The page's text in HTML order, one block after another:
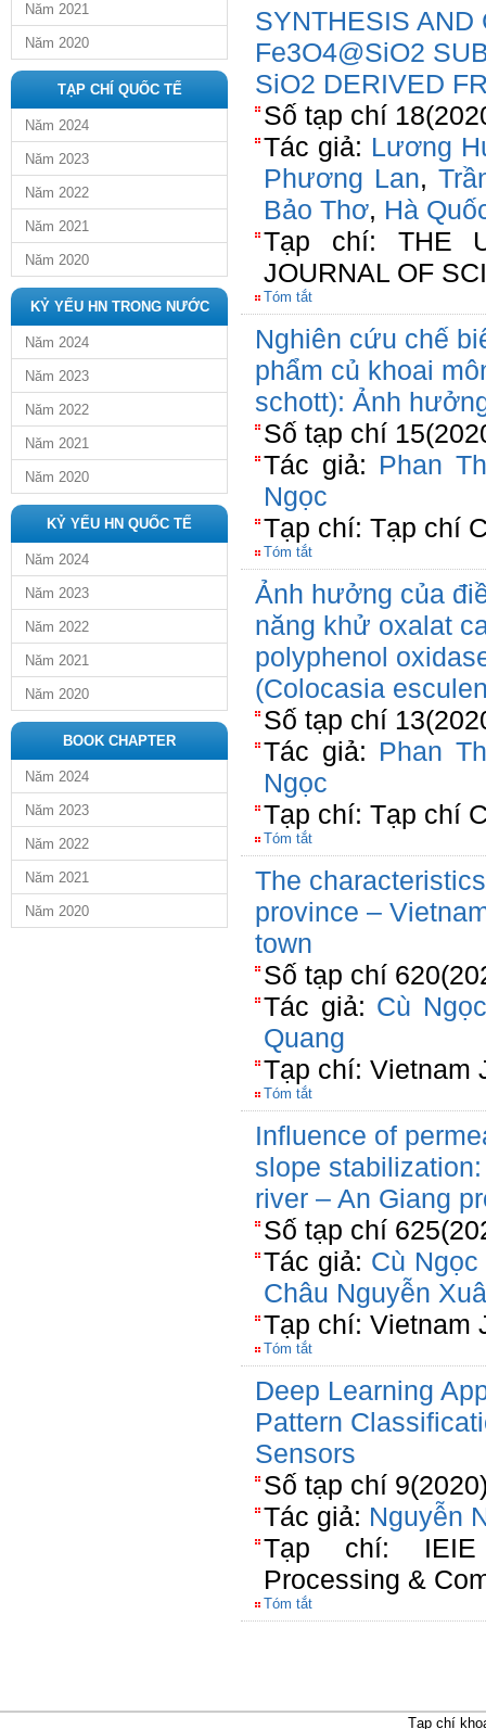
Năm 2021
Năm 2020
TẠP CHÍ QUỐC TẾ
Năm 2024
Năm 2023
Năm 2022
Năm 2021
Năm 2020
KỶ YẾU HN TRONG NƯỚC
Năm 2024
Năm 2023
Năm 2022
Năm 2021
Năm 2020
KỶ YẾU HN QUỐC TẾ
Năm 2024
Năm 2023
Năm 2022
Năm 2021
Năm 2020
BOOK CHAPTER
Năm 2024
Năm 2023
Năm 2022
Năm 2021
Năm 2020
SYNTHESIS AND
Fe3O4@SiO2
SiO2 DERIVED
Số tạp chí
Tác giả: Lương
Phương Lan,
Bảo Thơ, Hà
Tạp chí: THE
JOURNAL OF
Tóm tắt
Nghiên cứu chế
phẩm củ khoai
schott): Ảnh
Số tạp chí
Tác giả: Phan
Ngọc
Tạp chí: Tạp chí
Tóm tắt
Ảnh hưởng của
năng khử oxalat
polyphenol
(Colocasia
Số tạp chí
Tác giả: Phan
Ngọc
Tạp chí: Tạp chí
Tóm tắt
The
province –
town
Số tạp chí
Tác giả: Cù
Quang
Tạp chí: Vietnam
Tóm tắt
Influence of
slope
river – An Giang
Số tạp chí
Tác giả: Cù
Châu Nguyễn
Tạp chí: Vietnam
Tóm tắt
Deep Learning
Pattern
Sensors
Số tạp chí
Tác giả: Nguyễn
Tạp chí: IEIE
Processing &
Tóm tắt
Tạp chí